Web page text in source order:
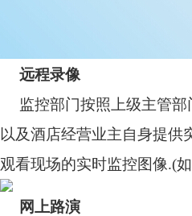
远程录像
监控部门按照上级主管部
以及酒店经营业主自身提供
观看现场的实时监控图像.(
网上路演